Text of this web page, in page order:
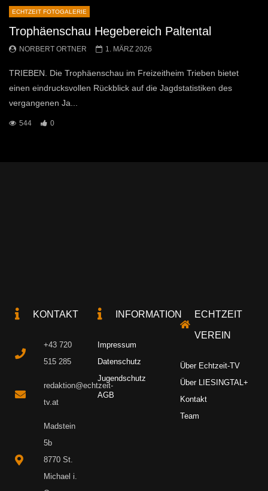
ECHTZEIT FOTOGALERIE
Trophäenschau Hegebereich Paltental
NORBERT ORTNER 1. MÄRZ 2026
TRIEBEN. Die Trophäenschau im Freizeitheim Trieben bietet
einen eindrucksvollen Rückblick auf die Jagdstatistiken des
vergangenen Ja...
544 0
KONTAKT
+43 720
515 285
redaktion@echtzeit-
tv.at
Madstein
5b
8770 St.
Michael i.
INFORMATION
Impressum
Datenschutz
Jugendschutz
AGB
ECHTZEIT
VEREIN
Über Echtzeit-TV
Über LIESINGTAL+
Kontakt
Team